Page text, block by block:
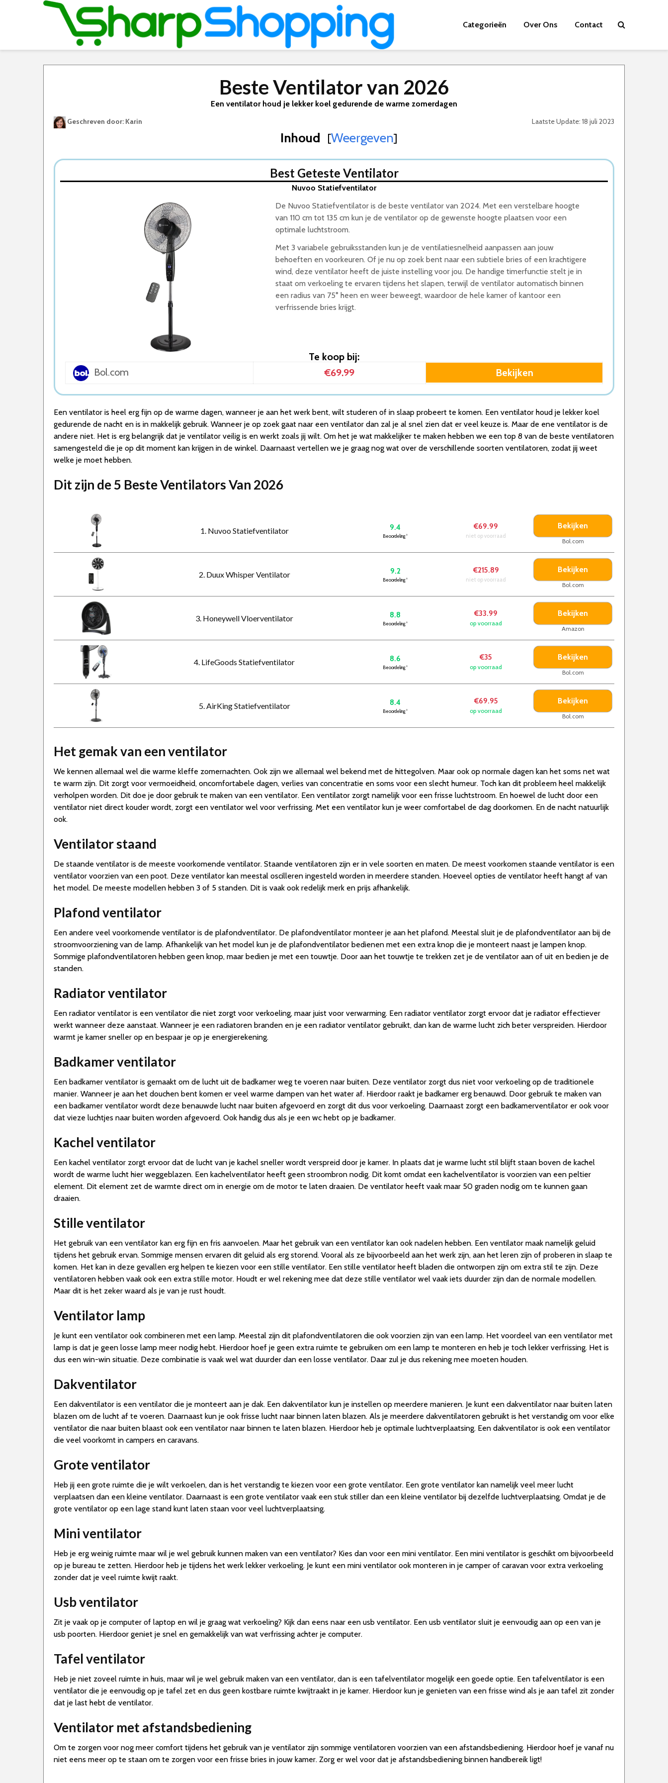
Categorieën Over Ons Contact
Beste Ventilator van 2026
Een ventilator houd je lekker koel gedurende de warme zomerdagen
Geschreven door: Karin Laatste Update: 18 juli 2023
Inhoud [Weergeven]
3. Honeywell Vloerventilator
4. LifeGoods Statiefventilator
5. AirKing Statiefventilator
Wat is de beste Ventilator van 2026
1. Beste Ventilator van 2026
3. Beste Budget Ventilator van 2026
4. Goede Prijs-Kwaliteit Ventilator
5. Goede Koop Ventilator
Best Geteste Ventilator
Nuvoo Statiefventilator
De Nuvoo Statiefventilator is de beste ventilator van 2024. Met een verstelbare hoogte
van 110 cm tot 135 cm kun je de ventilator op de gewenste hoogte plaatsen voor een
optimale luchtstroom.
Met 3 variabele gebruiksstanden kun je de ventilatiesnelheid aanpassen aan jouw
behoeften en voorkeuren. Of je nu op zoek bent naar een subtiele bries of een krachtigere
wind, deze ventilator heeft de juiste instelling voor jou. De handige timerfunctie stelt je in
staat om verkoeling te ervaren tijdens het slapen, terwijl de ventilator automatisch binnen
een radius van 75° heen en weer beweegt, waardoor de hele kamer of kantoor een
verfrissende bries krijgt.
Te koop bij:
Bol.com
€69.99 Bekijken
Een ventilator is heel erg fijn op de warme dagen, wanneer je aan het werk bent, wilt studeren of in slaap probeert te komen. Een ventilator houd je lekker koel
gedurende de nacht en is in makkelijk gebruik. Wanneer je op zoek gaat naar een ventilator dan zal je al snel zien dat er veel keuze is. Maar de ene ventilator is de
andere niet. Het is erg belangrijk dat je ventilator veilig is en werkt zoals jij wilt. Om het je wat makkelijker te maken hebben we een top 8 van de beste ventilatoren
samengesteld die je op dit moment kan krijgen in de winkel. Daarnaast vertellen we je graag nog wat over de verschillende soorten ventilatoren, zodat jij weet
welke je moet hebben.
Dit zijn de 5 Beste Ventilators Van 2026
1. Nuvoo Statiefventilator 9.4
Beoordeling*
€69.99
niet op voorraad
Bekijken
Bol.com
2. Duux Whisper Ventilator 9.2
Beoordeling*
€215.89
niet op voorraad
Bekijken
Bol.com
3. Honeywell Vloerventilator 8.8
Beoordeling*
€33.99
op voorraad
Bekijken
Amazon
4. LifeGoods Statiefventilator 8.6
Beoordeling*
€35
op voorraad
Bekijken
Bol.com
5. AirKing Statiefventilator 8.4
Beoordeling*
€69.95
op voorraad
Bekijken
Bol.com
Het gemak van een ventilator
We kennen allemaal wel die warme kleffe zomernachten. Ook zijn we allemaal wel bekend met de hittegolven. Maar ook op normale dagen kan het soms net wat
te warm zijn. Dit zorgt voor vermoeidheid, oncomfortabele dagen, verlies van concentratie en soms voor een slecht humeur. Toch kan dit probleem heel makkelijk
verholpen worden. Dit doe je door gebruik te maken van een ventilator. Een ventilator zorgt namelijk voor een frisse luchtstroom. En hoewel de lucht door een
ventilator niet direct kouder wordt, zorgt een ventilator wel voor verfrissing. Met een ventilator kun je weer comfortabel de dag doorkomen. En de nacht natuurlijk
ook.
Ventilator staand
De staande ventilator is de meeste voorkomende ventilator. Staande ventilatoren zijn er in vele soorten en maten. De meest voorkomen staande ventilator is een
ventilator voorzien van een poot. Deze ventilator kan meestal oscilleren ingesteld worden in meerdere standen. Hoeveel opties de ventilator heeft hangt af van
het model. De meeste modellen hebben 3 of 5 standen. Dit is vaak ook redelijk merk en prijs afhankelijk.
Plafond ventilator
Een andere veel voorkomende ventilator is de plafondventilator. De plafondventilator monteer je aan het plafond. Meestal sluit je de plafondventilator aan bij de
stroomvoorziening van de lamp. Afhankelijk van het model kun je de plafondventilator bedienen met een extra knop die je monteert naast je lampen knop.
Sommige plafondventilatoren hebben geen knop, maar bedien je met een touwtje. Door aan het touwtje te trekken zet je de ventilator aan of uit en bedien je de
standen.
Radiator ventilator
Een radiator ventilator is een ventilator die niet zorgt voor verkoeling, maar juist voor verwarming. Een radiator ventilator zorgt ervoor dat je radiator effectiever
werkt wanneer deze aanstaat. Wanneer je een radiatoren branden en je een radiator ventilator gebruikt, dan kan de warme lucht zich beter verspreiden. Hierdoor
warmt je kamer sneller op en bespaar je op je energierekening.
Badkamer ventilator
Een badkamer ventilator is gemaakt om de lucht uit de badkamer weg te voeren naar buiten. Deze ventilator zorgt dus niet voor verkoeling op de traditionele
manier. Wanneer je aan het douchen bent komen er veel warme dampen van het water af. Hierdoor raakt je badkamer erg benauwd. Door gebruik te maken van
een badkamer ventilator wordt deze benauwde lucht naar buiten afgevoerd en zorgt dit dus voor verkoeling. Daarnaast zorgt een badkamerventilator er ook voor
dat vieze luchtjes naar buiten worden afgevoerd. Ook handig dus als je een wc hebt op je badkamer.
Kachel ventilator
Een kachel ventilator zorgt ervoor dat de lucht van je kachel sneller wordt verspreid door je kamer. In plaats dat je warme lucht stil blijft staan boven de kachel
wordt de warme lucht hier weggeblazen. Een kachelventilator heeft geen stroombron nodig. Dit komt omdat een kachelventilator is voorzien van een peltier
element. Dit element zet de warmte direct om in energie om de motor te laten draaien. De ventilator heeft vaak maar 50 graden nodig om te kunnen gaan
draaien.
Stille ventilator
Het gebruik van een ventilator kan erg fijn en fris aanvoelen. Maar het gebruik van een ventilator kan ook nadelen hebben. Een ventilator maak namelijk geluid
tijdens het gebruik ervan. Sommige mensen ervaren dit geluid als erg storend. Vooral als ze bijvoorbeeld aan het werk zijn, aan het leren zijn of proberen in slaap te
komen. Het kan in deze gevallen erg helpen te kiezen voor een stille ventilator. Een stille ventilator heeft bladen die ontworpen zijn om extra stil te zijn. Deze
ventilatoren hebben vaak ook een extra stille motor. Houdt er wel rekening mee dat deze stille ventilator wel vaak iets duurder zijn dan de normale modellen.
Maar dit is het zeker waard als je van je rust houdt.
Ventilator lamp
Je kunt een ventilator ook combineren met een lamp. Meestal zijn dit plafondventilatoren die ook voorzien zijn van een lamp. Het voordeel van een ventilator met
lamp is dat je geen losse lamp meer nodig hebt. Hierdoor hoef je geen extra ruimte te gebruiken om een lamp te monteren en heb je toch lekker verfrissing. Het is
dus een win-win situatie. Deze combinatie is vaak wel wat duurder dan een losse ventilator. Daar zul je dus rekening mee moeten houden.
Dakventilator
Een dakventilator is een ventilator die je monteert aan je dak. Een dakventilator kun je instellen op meerdere manieren. Je kunt een dakventilator naar buiten laten
blazen om de lucht af te voeren. Daarnaast kun je ook frisse lucht naar binnen laten blazen. Als je meerdere dakventilatoren gebruikt is het verstandig om voor elke
ventilator die naar buiten blaast ook een ventilator naar binnen te laten blazen. Hierdoor heb je optimale luchtverplaatsing. Een dakventilator is ook een ventilator
die veel voorkomt in campers en caravans.
Grote ventilator
Heb jij een grote ruimte die je wilt verkoelen, dan is het verstandig te kiezen voor een grote ventilator. Een grote ventilator kan namelijk veel meer lucht
verplaatsen dan een kleine ventilator. Daarnaast is een grote ventilator vaak een stuk stiller dan een kleine ventilator bij dezelfde luchtverplaatsing. Omdat je de
grote ventilator op een lage stand kunt laten staan voor veel luchtverplaatsing.
Mini ventilator
Heb je erg weinig ruimte maar wil je wel gebruik kunnen maken van een ventilator? Kies dan voor een mini ventilator. Een mini ventilator is geschikt om bijvoorbeeld
op je bureau te zetten. Hierdoor heb je tijdens het werk lekker verkoeling. Je kunt een mini ventilator ook monteren in je camper of caravan voor extra verkoeling
zonder dat je veel ruimte kwijt raakt.
Usb ventilator
Zit je vaak op je computer of laptop en wil je graag wat verkoeling? Kijk dan eens naar een usb ventilator. Een usb ventilator sluit je eenvoudig aan op een van je
usb poorten. Hierdoor geniet je snel en gemakkelijk van wat verfrissing achter je computer.
Tafel ventilator
Heb je niet zoveel ruimte in huis, maar wil je wel gebruik maken van een ventilator, dan is een tafelventilator mogelijk een goede optie. Een tafelventilator is een
ventilator die je eenvoudig op je tafel zet en dus geen kostbare ruimte kwijtraakt in je kamer. Hierdoor kun je genieten van een frisse wind als je aan tafel zit zonder
dat je last hebt de ventilator.
Ventilator met afstandsbediening
Om te zorgen voor nog meer comfort tijdens het gebruik van je ventilator zijn sommige ventilatoren voorzien van een afstandsbediening. Hierdoor hoef je vanaf nu
niet eens meer op te staan om te zorgen voor een frisse bries in jouw kamer. Zorg er wel voor dat je afstandsbediening binnen handbereik ligt!